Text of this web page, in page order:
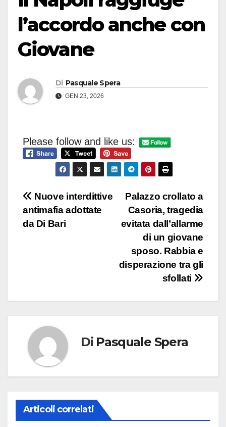
l’accordo anche con
Giovane
Di Pasquale Spera
GEN 23, 2026
Please follow and like us:
Navigazione
articoli
Palazzo crollato a
Casoria, tragedia
evitata dall’allarme
di un giovane
sposo. Rabbia e
disperazione tra gli
sfollati
Nuove interdittive
antimafia adottate
da Di Bari
Di Pasquale Spera
Articoli correlati